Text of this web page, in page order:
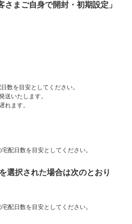
まご自身で開封・初期設定」
数を目安としてください。
いたします。
ます。
配日数を目安としてください。
選択された場合は次のとおり
配日数を目安としてください。